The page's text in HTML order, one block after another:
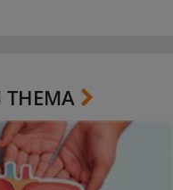
THEMA